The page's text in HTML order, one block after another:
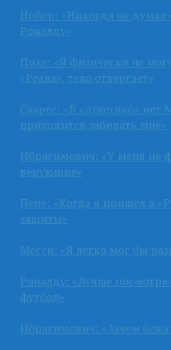
Нойер: «Никогда не думал
Роналду»
Пике: «Я физически не
«Реала», тело отвергает»
Суарес: «В «Атлетико» нет
приходится забивать мне»
Ибрагимович: «У меня не
верующие»
Пепе: «Когда я пришёл в
защиты»
Месси: «Я легко мог бы
Роналду: «Лучше
футбол»
Ибрагимович: «Зачем